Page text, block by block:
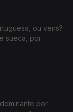
ou vens?
sueca, por
por